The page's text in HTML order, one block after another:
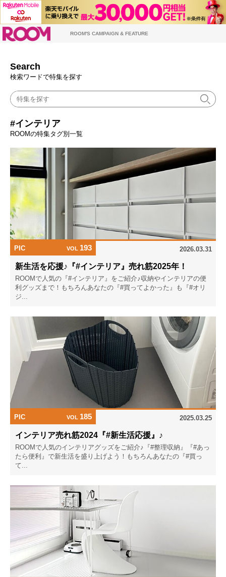
ROOM'S CAMPAIGN & FEATURE
Search
検索ワードで特集を探す
#インテリア
ROOMの特集タグ別一覧
PIC VOL 193 2026.03.31
新生活を応援♪『#インテリア』売れ筋2025年！
ROOMで人気の『#インテリア』をご紹介♪収納やインテリアの便
利グッズまで！もちろんあなたの『#買ってよかった』も『#オリ
ジ...
PIC VOL 185 2025.03.25
インテリア売れ筋2024『#新生活応援』♪
ROOMで人気のインテリアグッズをご紹介♪『#整理収納』『#あっ
たら便利』で新生活を盛り上げよう！もちろんあなたの『#買っ
て...